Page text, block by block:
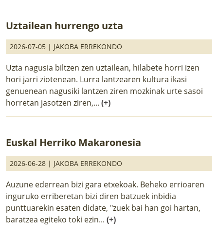
Uztailean hurrengo uzta
2026-07-05 | JAKOBA ERREKONDO
Uzta nagusia biltzen zen uztailean, hilabete horri izen
hori jarri ziotenean. Lurra lantzearen kultura ikasi
genuenean nagusiki lantzen ziren mozkinak urte sasoi
horretan jasotzen ziren,... (+)
Euskal Herriko Makaronesia
2026-06-28 | JAKOBA ERREKONDO
Auzune ederrean bizi gara etxekoak. Beheko errioaren
inguruko erriberetan bizi diren batzuek inbidia
punttuarekin esaten didate, "zuek bai han goi hartan,
baratzea egiteko toki ezin... (+)